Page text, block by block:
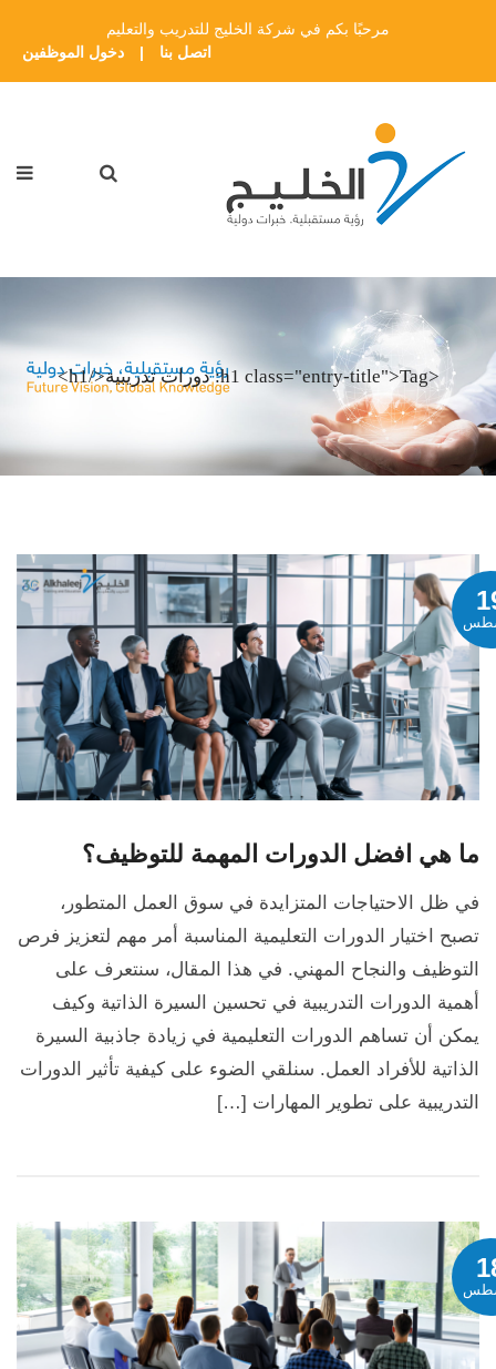
مرحبًا بكم في شركة الخليج للتدريب والتعليم
اتصل بنا
| دخول الموظفين
<h1 class="entry-title">Tag: دورات تدريبية</h1>
ما هي افضل الدورات المهمة للتوظيف؟
في ظل الاحتياجات المتزايدة في سوق العمل المتطور،
تصبح اختيار الدورات التعليمية المناسبة أمر مهم لتعزيز فرص
التوظيف والنجاح المهني. في هذا المقال، سنتعرف على
أهمية الدورات التدريبية في تحسين السيرة الذاتية وكيف
يمكن أن تساهم الدورات التعليمية في زيادة جاذبية السيرة
الذاتية للأفراد العمل. سنلقي الضوء على كيفية تأثير الدورات
التدريبية على تطوير المهارات […]